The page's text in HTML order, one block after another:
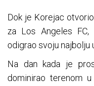
Dok je Korejac
za Los Angeles
odigrao svoju najbolju
Na dan kada je
dominirao terenom